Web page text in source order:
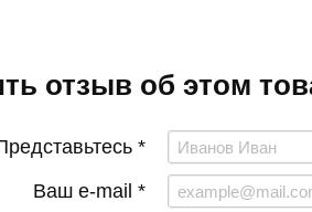
отзыв об этом
*
Ваш e-mail *